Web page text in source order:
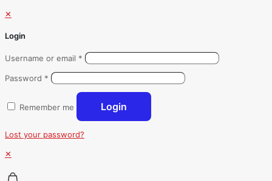
✕
Login
Username or email *
Password *
Remember me Login
Lost your password?
✕